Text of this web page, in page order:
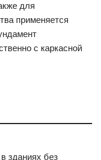
для
применяется
с каркасной
зданиях без